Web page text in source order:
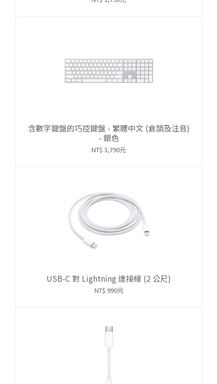
含數字鍵盤的巧控鍵盤 - 繁體中文 (倉頡及注音)
- 銀色
NT$ 3,790元
USB-C 對 Lightning 連接線 (2 公尺)
NT$ 990元